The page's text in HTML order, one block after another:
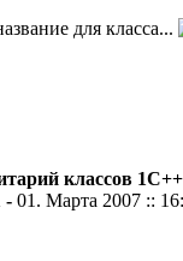
для класса...
классов
- 01. Марта 2007 ::